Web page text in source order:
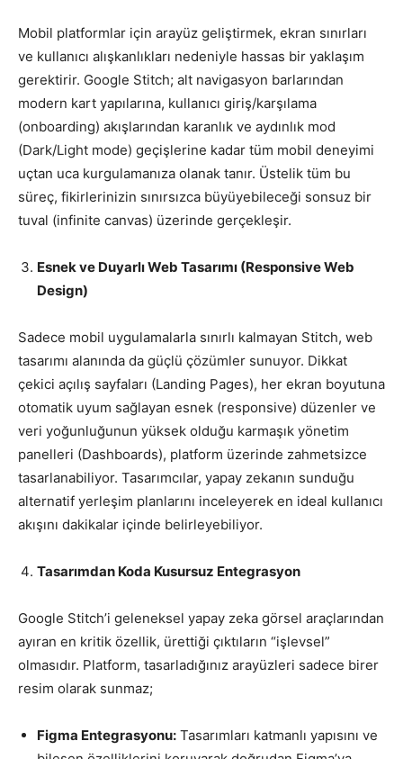
Mobil platformlar için arayüz geliştirmek, ekran sınırları
ve kullanıcı alışkanlıkları nedeniyle hassas bir yaklaşım
gerektirir. Google Stitch; alt navigasyon barlarından
modern kart yapılarına, kullanıcı giriş/karşılama
(onboarding) akışlarından karanlık ve aydınlık mod
(Dark/Light mode) geçişlerine kadar tüm mobil deneyimi
uçtan uca kurgulamanıza olanak tanır. Üstelik tüm bu
süreç, fikirlerinizin sınırsızca büyüyebileceği sonsuz bir
tuval (infinite canvas) üzerinde gerçekleşir.
Esnek ve Duyarlı Web Tasarımı (Responsive Web
Design)
Sadece mobil uygulamalarla sınırlı kalmayan Stitch, web
tasarımı alanında da güçlü çözümler sunuyor. Dikkat
çekici açılış sayfaları (Landing Pages), her ekran boyutuna
otomatik uyum sağlayan esnek (responsive) düzenler ve
veri yoğunluğunun yüksek olduğu karmaşık yönetim
panelleri (Dashboards), platform üzerinde zahmetsizce
tasarlanabiliyor. Tasarımcılar, yapay zekanın sunduğu
alternatif yerleşim planlarını inceleyerek en ideal kullanıcı
akışını dakikalar içinde belirleyebiliyor.
Tasarımdan Koda Kusursuz Entegrasyon
Google Stitch’i geleneksel yapay zeka görsel araçlarından
ayıran en kritik özellik, ürettiği çıktıların “işlevsel”
olmasıdır. Platform, tasarladığınız arayüzleri sadece birer
resim olarak sunmaz;
Figma Entegrasyonu: Tasarımları katmanlı yapısını ve